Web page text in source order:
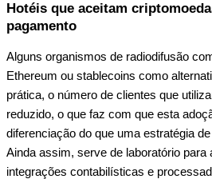
Hotéis que aceitam
pagamento
Alguns organismos de radiodifusão
Ethereum ou stablecoins como
prática, o número de clientes que
reduzido, o que faz com que esta
diferenciação do que uma estratégia
Ainda assim, serve de laboratório para
integrações contabilísticas e